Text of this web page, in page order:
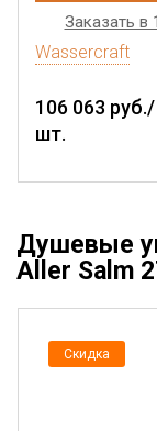
Заказать в
Wassercraft
106 063 руб./
шт.
Душевые
Aller Salm
Скидка